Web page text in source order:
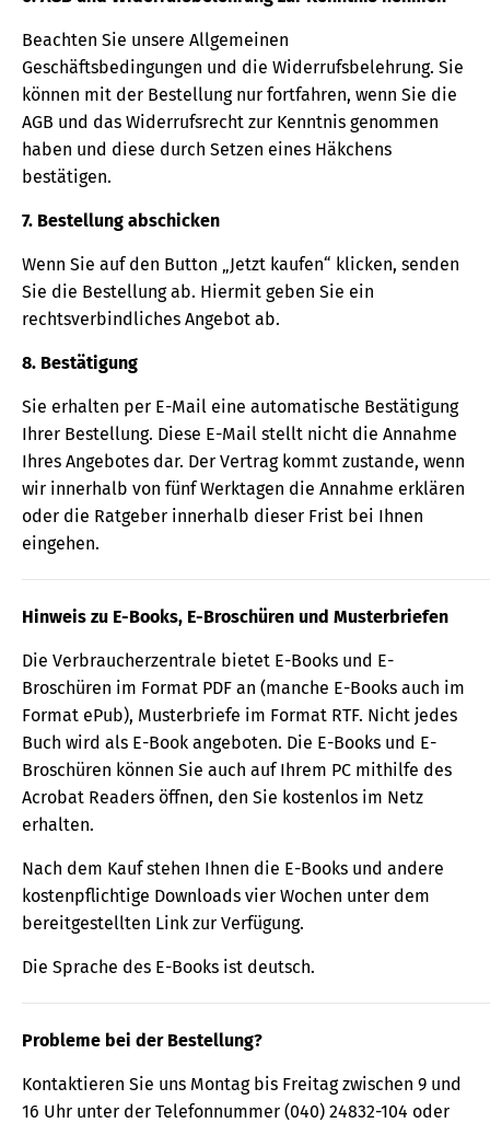
Beachten Sie unsere Allgemeinen
Geschäftsbedingungen und die Widerrufsbelehrung. Sie
können mit der Bestellung nur fortfahren, wenn Sie die
AGB und das Widerrufsrecht zur Kenntnis genommen
haben und diese durch Setzen eines Häkchens
bestätigen.
7. Bestellung abschicken
Wenn Sie auf den Button „Jetzt kaufen“ klicken, senden
Sie die Bestellung ab. Hiermit geben Sie ein
rechtsverbindliches Angebot ab.
8. Bestätigung
Sie erhalten per E-Mail eine automatische Bestätigung
Ihrer Bestellung. Diese E-Mail stellt nicht die Annahme
Ihres Angebotes dar. Der Vertrag kommt zustande, wenn
wir innerhalb von fünf Werktagen die Annahme erklären
oder die Ratgeber innerhalb dieser Frist bei Ihnen
eingehen.
Hinweis zu E-Books, E-Broschüren und Musterbriefen
Die Verbraucherzentrale bietet E-Books und E-
Broschüren im Format PDF an (manche E-Books auch im
Format ePub), Musterbriefe im Format RTF. Nicht jedes
Buch wird als E-Book angeboten. Die E-Books und E-
Broschüren können Sie auch auf Ihrem PC mithilfe des
Acrobat Readers öffnen, den Sie kostenlos im Netz
erhalten.
Nach dem Kauf stehen Ihnen die E-Books und andere
kostenpflichtige Downloads vier Wochen unter dem
bereitgestellten Link zur Verfügung.
Die Sprache des E-Books ist deutsch.
Probleme bei der Bestellung?
Kontaktieren Sie uns Montag bis Freitag zwischen 9 und
16 Uhr unter der Telefonnummer (040) 24832-104 oder